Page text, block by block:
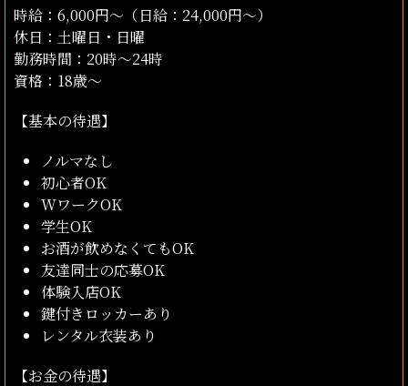
時給：6,000円〜（日給：24,000円～）
休日：土曜日・日曜
勤務時間：20時～24時
資格：18歳～
【基本の待遇】
ノルマなし
初心者OK
WワークOK
学生OK
お酒が飲めなくてもOK
友達同士の応募OK
体験入店OK
鍵付きロッカーあり
レンタル衣装あり
【お金の待遇】